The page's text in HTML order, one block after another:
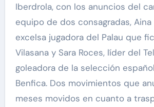
Iberdrola, con los anuncios del
equipo de dos consagradas, Aina
excelsa jugadora del Palau que
Vilasana y Sara Roces, líder del
goleadora de la selección
Benfica. Dos movimientos que
meses movidos en cuanto a